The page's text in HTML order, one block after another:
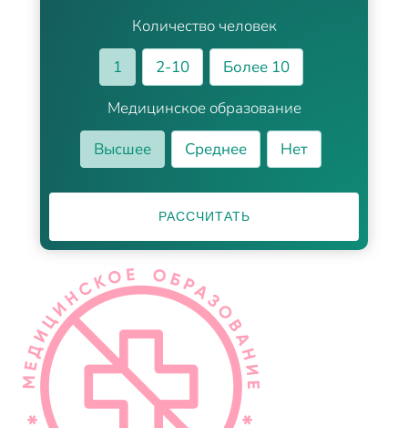
Количество человек
1
2-10
Более 10
Медицинское образование
Высшее
Среднее Нет
РАССЧИТАТЬ